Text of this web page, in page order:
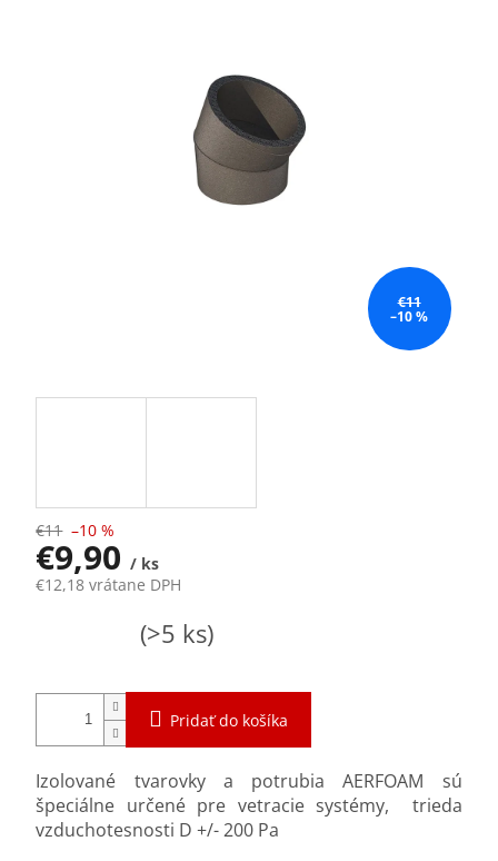
€11
–10 %
€11 –10 %
€9,90/ ks
€12,18 vrátane DPH
(>5 ks)
Pridať do košíka
Izolované tvarovky a potrubia AERFOAM sú
špeciálne určené pre vetracie systémy, trieda
vzduchotesnosti D +/- 200 Pa